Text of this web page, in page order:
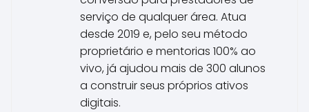
serviço de qualquer área. Atua
desde 2019 e, pelo seu método
proprietário e mentorias 100% ao
vivo, já ajudou mais de 300 alunos
a construir seus próprios ativos
digitais.